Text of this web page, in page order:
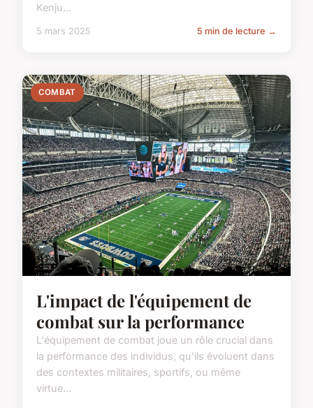
Kenju...
5 mars 2025 5 min de lecture →
COMBAT
L'impact de l'équipement de
combat sur la performance
L'équipement de combat joue un rôle crucial dans
la performance des individus, qu'ils évoluent dans
des contextes militaires, sportifs, ou même
virtue...